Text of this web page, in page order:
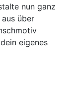
nun ganz
über
eigenes